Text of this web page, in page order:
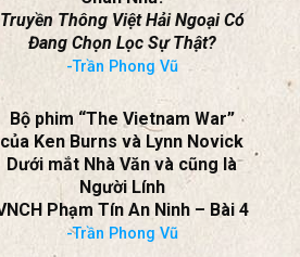
Để Cứu Một Người
-Trần Phong Vũ
Chân Như:
Truyền Thông Việt Hải Ngoại Có
Đang Chọn Lọc Sự Thật?
-Trần Phong Vũ
Bộ phim “The Vietnam War”